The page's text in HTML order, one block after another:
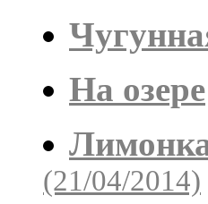
На озере
(21/04/2014)